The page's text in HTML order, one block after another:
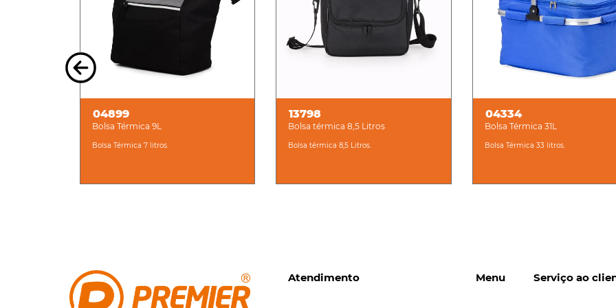
04899
Bolsa Térmica 9L
Bolsa Térmica 7 litros.
13798
Bolsa térmica 8,5 Litros
Bolsa térmica 8,5 Litros.
04334
Bolsa Térmica 31L
Bolsa Térmica 33 litros.
Atendimento Menu Serviço ao